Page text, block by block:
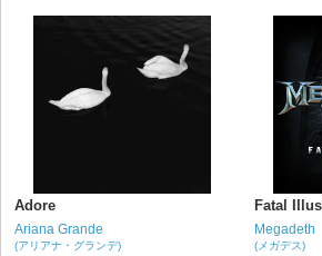
Adore
Ariana Grande
(アリアナ・グランデ)
Fatal
Megadeth
(メガデス)